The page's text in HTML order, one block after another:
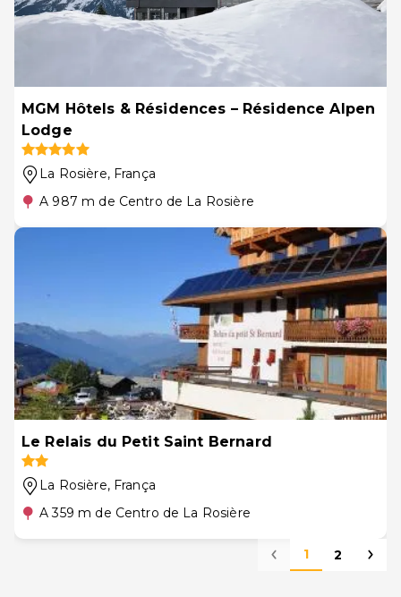
MGM Hôtels & Résidences – Résidence Alpen
Lodge
La Rosière, França
A 987 m de Centro de La Rosière
Le Relais du Petit Saint Bernard
La Rosière, França
A 359 m de Centro de La Rosière
1 2